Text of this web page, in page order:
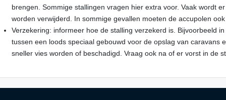
brengen. Sommige stallingen vragen hier extra voor. Vaak wordt
worden verwijderd. In sommige gevallen moeten de accupolen
Verzekering: informeer hoe de stalling verzekerd is. Bijvoorbeeld
tussen een loods speciaal gebouwd voor de opslag van caravans
sneller vies worden of beschadigd. Vraag ook na of er vorst in de